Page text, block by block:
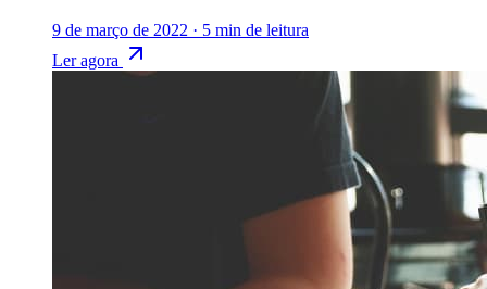
9 de março de 2022 · 5 min de leitura
Ler agora